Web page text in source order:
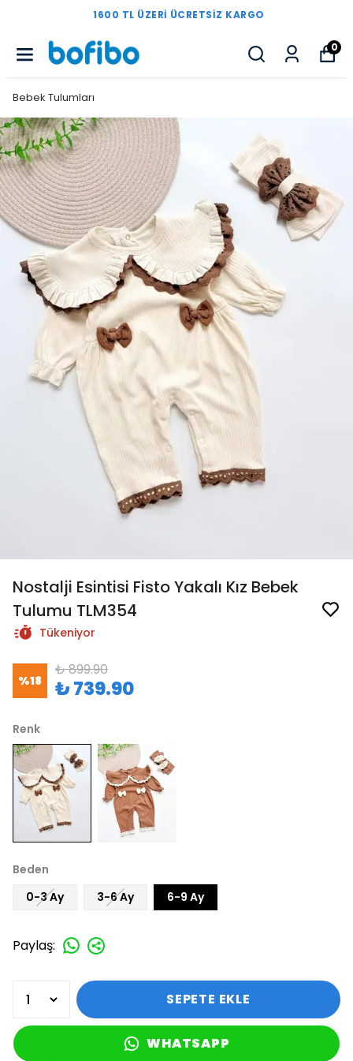
1600 TL ÜZERI ÜCRETSIZ KARGO
0
Bebek Tulumları
Nostalji Esintisi Fisto Yakalı Kız Bebek
Tulumu TLM354
Tükeniyor
%18
₺ 899.90
₺ 739.90
Renk
Beden
0-3 Ay
3-6 Ay 6-9 Ay
Paylaş:
SEPETE EKLE
WHATSAPP